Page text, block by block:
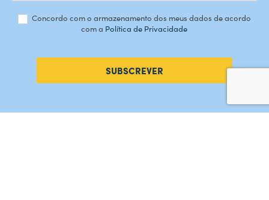
Concordo com o armazenamento dos meus dados de acordo
com a Política de Privacidade
SUBSCREVER